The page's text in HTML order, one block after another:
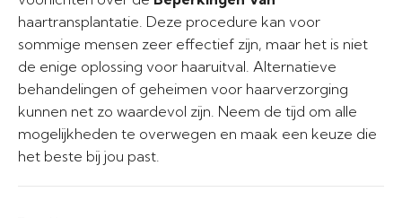
haartransplantatie. Deze procedure kan voor
sommige mensen zeer effectief zijn, maar het is niet
de enige oplossing voor haaruitval. Alternatieve
behandelingen of geheimen voor haarverzorging
kunnen net zo waardevol zijn. Neem de tijd om alle
mogelijkheden te overwegen en maak een keuze die
het beste bij jou past.